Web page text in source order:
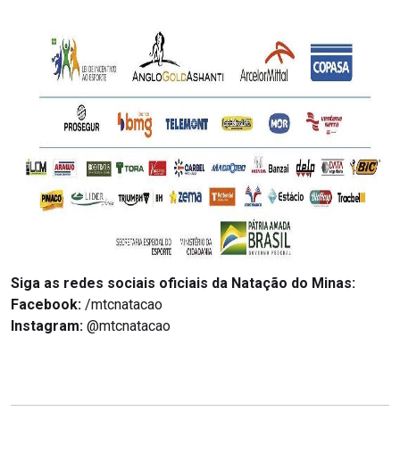
Siga as redes sociais oficiais da Natação do Minas:
Facebook: /mtcnatacao
Instagram: @mtcnatacao